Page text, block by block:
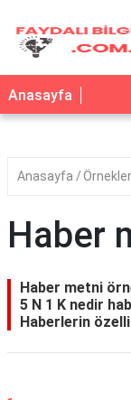
Anasayfa
Anasayfa
Haber
Haber metni
5 N 1 K nedir
Haberlerin